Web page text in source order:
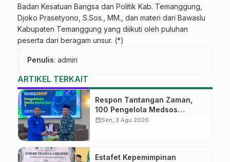
Badan Kesatuan Bangsa dan Politik Kab. Temanggung,
Djoko Prasetyono, S.Sos., MM., dan materi dari Bawaslu
Kabupaten Temanggung yang diikuti oleh puluhan
peserta dari beragam unsur. (*)
Penulis: admin
ARTIKEL TERKAIT
Respon Tantangan Zaman,
100 Pengelola Medsos
Sekolah Ma’arif Pekalongan
calendar_monthSen, 3 Agu 2026
Estafet Kepemimpinan